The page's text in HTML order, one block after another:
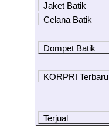
Jaket Batik
Celana Batik
Dompet Batik
KORPRI Terbaru
Terjual